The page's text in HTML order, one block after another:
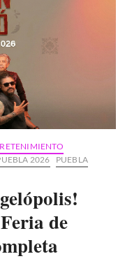
2026
PUEBLA
de